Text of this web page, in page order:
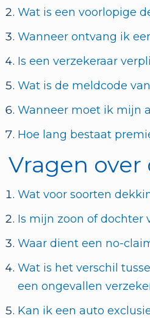
Wat is een voorlopige
Wanneer ontvang ik
Is een verzekeraar
Wat is de meldcode
Wanneer moet ik mijn
Hoe lang bestaat
Vragen
Wat voor soorten
Is mijn zoon of dochter
Waar dient een no-
Wat is het verschil
een ongevallen
Kan ik een auto